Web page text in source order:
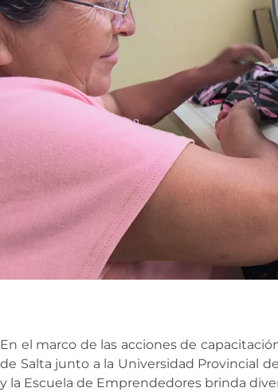
En el marco de las acciones de
de Salta junto a la Universidad Provincial
y la Escuela de Emprendedores brinda